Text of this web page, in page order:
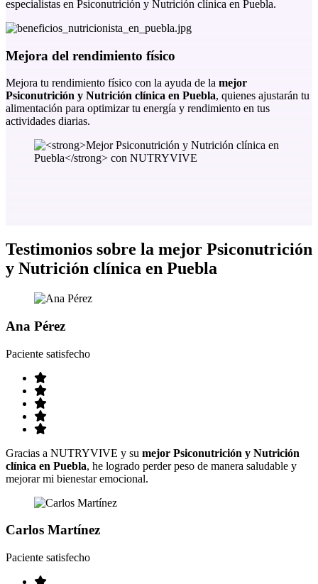
especialistas en Psiconutrición y Nutrición clínica en Puebla.
Mejora del rendimiento físico
Mejora tu rendimiento físico con la ayuda de la mejor
Psiconutrición y Nutrición clínica en Puebla, quienes ajustarán tu
alimentación para optimizar tu energía y rendimiento en tus
actividades diarias.
Testimonios sobre la mejor Psiconutrición
y Nutrición clínica en Puebla
Ana Pérez
Paciente satisfecho
Gracias a NUTRYVIVE y su mejor Psiconutrición y Nutrición
clínica en Puebla, he logrado perder peso de manera saludable y
mejorar mi bienestar emocional.
Carlos Martínez
Paciente satisfecho